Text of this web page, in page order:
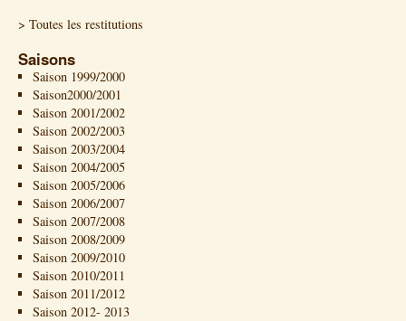
> Toutes les restitutions
Saisons
Saison 1999/2000
Saison2000/2001
Saison 2001/2002
Saison 2002/2003
Saison 2003/2004
Saison 2004/2005
Saison 2005/2006
Saison 2006/2007
Saison 2007/2008
Saison 2008/2009
Saison 2009/2010
Saison 2010/2011
Saison 2011/2012
Saison 2012- 2013